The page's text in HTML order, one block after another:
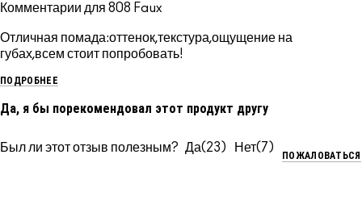
Комментарии для 808 Faux
Отличная помада:оттенок,текстура,ощущение на
губах,всем стоит попробовать!
ПОДРОБНЕЕ
Да, я бы порекомендовал этот продукт другу
Был ли этот отзыв полезным? 23 7
ПОЖАЛОВАТЬСЯ